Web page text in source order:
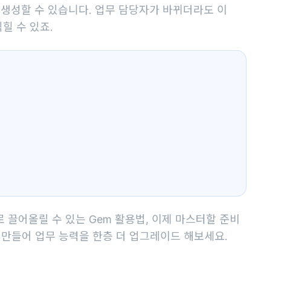
성할 수 있습니다. 업무 담당자가 바뀌더라도 이
수 있죠.
끌어올릴 수 있는 Gem 활용법, 이제 마스터할 준비
들어 업무 능력을 한층 더 업그레이드 해보세요.